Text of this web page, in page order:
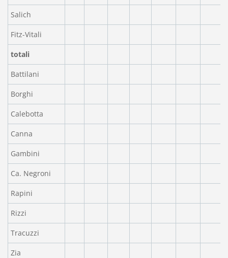
Salich
Fitz-Vitali
totali
Battilani
Borghi
Calebotta
Canna
Gambini
Ca. Negroni
Rapini
Rizzi
Tracuzzi
Zia